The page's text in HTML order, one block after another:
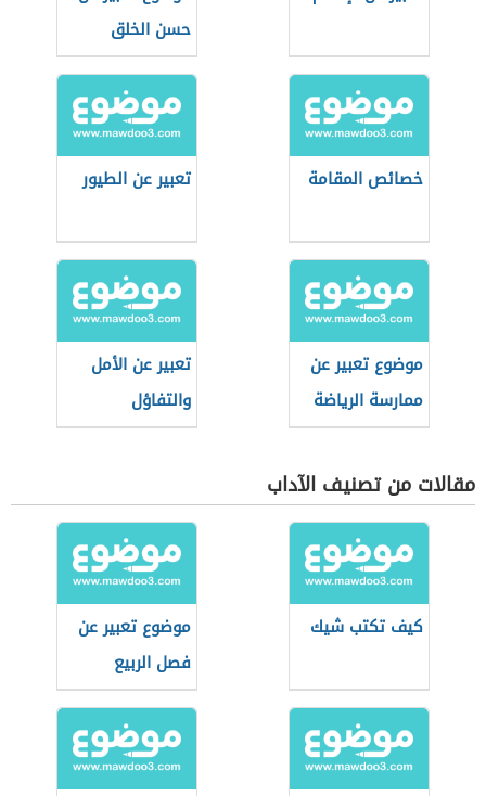
حسن الخلق
خصائص المقامة تعبير عن الطيور
موضوع تعبير عن
ممارسة الرياضة
تعبير عن الأمل
والتفاؤل
مقالات من تصنيف الآداب
كيف تكتب شيك
موضوع تعبير عن
فصل الربيع